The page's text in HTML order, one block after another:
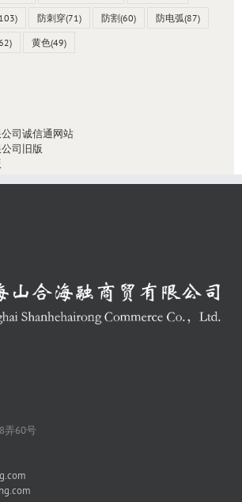
防刺穿(71) 防割(60) 防电弧(87)
黄色(49)
司诚信通网站
司旧版
弄60号